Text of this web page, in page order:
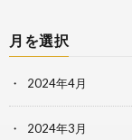
月を選択
2024年4月
2024年3月